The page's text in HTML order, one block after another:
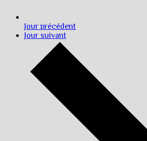
Jour précédent
Jour suivant